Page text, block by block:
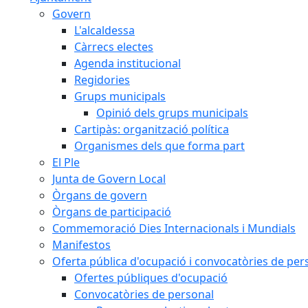
Govern
L'alcaldessa
Càrrecs electes
Agenda institucional
Regidories
Grups municipals
Opinió dels grups municipals
Cartipàs: organització política
Organismes dels que forma part
El Ple
Junta de Govern Local
Òrgans de govern
Òrgans de participació
Commemoració Dies Internacionals i Mundials
Manifestos
Oferta pública d'ocupació i convocatòries de
Ofertes públiques d'ocupació
Convocatòries de personal